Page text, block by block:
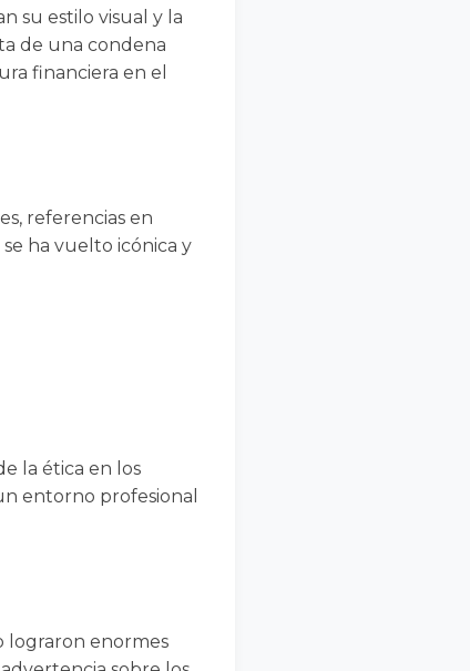
su estilo visual y la
de una condena
financiera en el
referencias en
ha vuelto icónica y
la ética en los
entorno profesional
lograron enormes